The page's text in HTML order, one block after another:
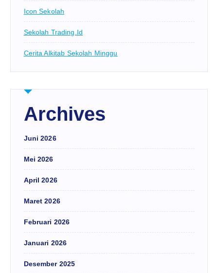
Icon Sekolah
Sekolah Trading.id
Cerita Alkitab Sekolah Minggu
Archives
Juni 2026
Mei 2026
April 2026
Maret 2026
Februari 2026
Januari 2026
Desember 2025